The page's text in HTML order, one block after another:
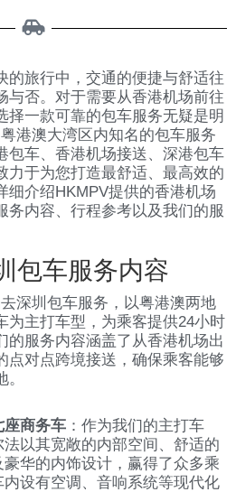
的旅行中，交通的便捷与舒适往
与否。对于需要从香港机场前往
择一款可靠的包车服务无疑是明
港澳大湾区内知名的包车服务
包车、香港机场接送、深港包车
力于为您打造最舒适、最高效的
细介绍HKMPV提供的香港机场
务内容、行程参考以及我们的服
包车服务内容
深圳包车服务，以粤港澳两地
为主打车型，为乘客提供24小时
的服务内容涵盖了从香港机场出
点对点跨境接送，确保乘客能够
座商务车 ：作为我们的主打车
以其宽敞的内部空间、舒适的
豪华的内饰设计，赢得了众多乘
设有空调、音响系统等现代化